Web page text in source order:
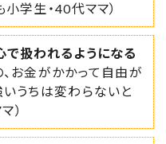
学生・40代ママ）
扱われるようになる
お金がかかって自由が
いうちは変わらないと
）